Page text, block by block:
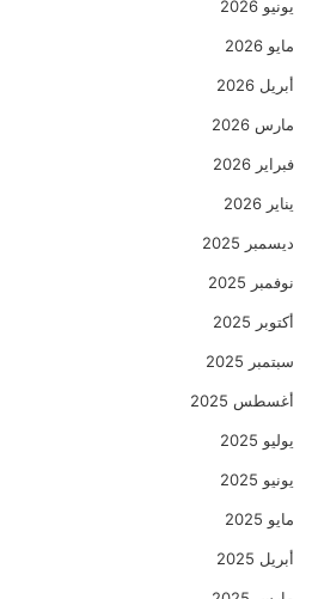
يونيو 2026
مايو 2026
أبريل 2026
مارس 2026
فبراير 2026
يناير 2026
ديسمبر 2025
نوفمبر 2025
أكتوبر 2025
سبتمبر 2025
أغسطس 2025
يوليو 2025
يونيو 2025
مايو 2025
أبريل 2025